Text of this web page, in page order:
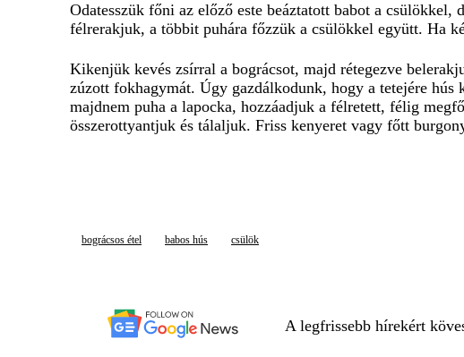
Odatesszük főni az előző este beáztatott babot a
félrerakjuk, a többit puhára főzzük a csülökkel együtt. Ha
Kikenjük kevés zsírral a bográcsot, majd rétegezve
zúzott fokhagymát. Úgy gazdálkodunk, hogy a tetejére
majdnem puha a lapocka, hozzáadjuk a félretett, félig
összerottyantjuk és tálaljuk. Friss kenyeret vagy főtt
bográcsos étel babos hús csülök
A legfrissebb hírekért